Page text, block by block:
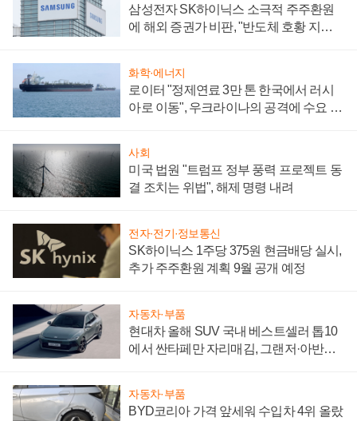
삼성전자 SK하이닉스 소극적 주주환원
에 해외 증권가 비판, "반도체 호황 지속
화학·에너지
로이터 "정제연료 3만 톤 한국에서 러시
아로 이동", 우크라이나의 공격에 수요 늘
사회
미국 법원 "트럼프 정부 풍력 프로젝트 동
결 조치는 위법", 해제 명령 내려
전자·전기·정보통신
SK하이닉스 1주당 375원 현금배당 실시,
추가 주주환원 계획 9월 공개 예정
자동차·부품
현대차 올해 SUV 국내 베스트셀러 톱10
에서 싼타페만 자리매김, 그랜저·아반떼
자동차·부품
BYD코리아 가격 앞세워 수입차 4위 올랐